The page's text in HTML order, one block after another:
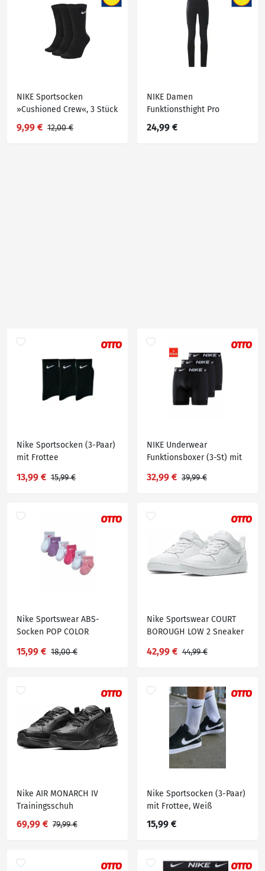
NIKE Sportsocken
»Cushioned Crew«, 3 Stück
9,99 € 12,00 €
NIKE Damen
Funktionsthight Pro
24,99 €
Nike Sportsocken (3-Paar)
mit Frottee
13,99 € 15,99 €
NIKE Underwear
Funktionsboxer (3-St) mit
32,99 € 39,99 €
Nike Sportswear ABS-
Socken POP COLOR
AN (Set, 6-Paar)
15,99 € 18,00 €
Nike Sportswear COURT
BOROUGH LOW 2 Sneaker
Air Force 1
42,99 € 44,99 €
Nike AIR MONARCH IV
Trainingsschuh
69,99 € 79,99 €
Nike Sportsocken (3-Paar)
mit Frottee, Weiß
15,99 €